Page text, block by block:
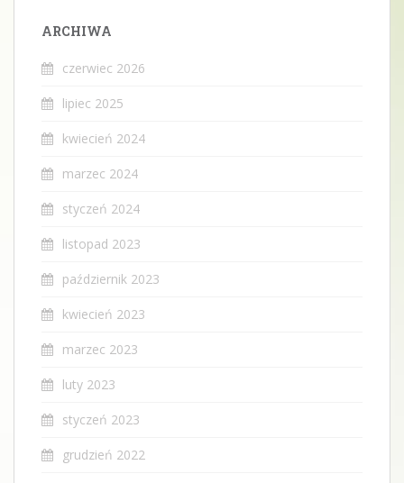
ARCHIWA
czerwiec 2026
lipiec 2025
kwiecień 2024
marzec 2024
styczeń 2024
listopad 2023
październik 2023
kwiecień 2023
marzec 2023
luty 2023
styczeń 2023
grudzień 2022